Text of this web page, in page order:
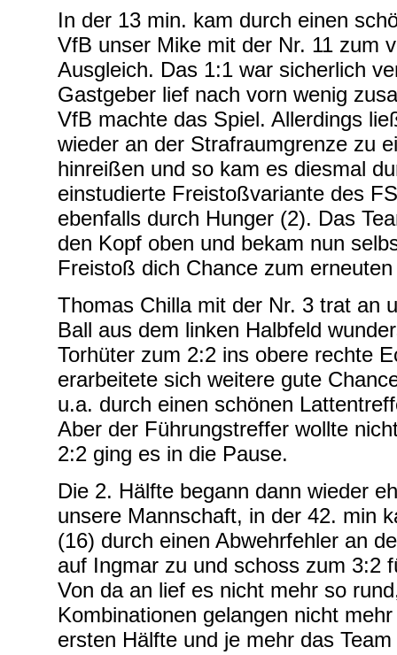
In der 13 min. kam durch einen
VfB unser Mike mit der Nr. 11 zum
Ausgleich. Das 1:1 war sicherlich
Gastgeber lief nach vorn wenig
VfB machte das Spiel. Allerdings
wieder an der Strafraumgrenze zu
hinreißen und so kam es diesmal
einstudierte Freistoßvariante des
ebenfalls durch Hunger (2). Das
den Kopf oben und bekam nun
Freistoß dich Chance zum
Thomas Chilla mit der Nr. 3 trat an
Ball aus dem linken Halbfeld
Torhüter zum 2:2 ins obere rechte
erarbeitete sich weitere gute
u.a. durch einen schönen
Aber der Führungstreffer wollte
2:2 ging es in die Pause.
Die 2. Hälfte begann dann wieder
unsere Mannschaft, in der 42. min
(16) durch einen Abwehrfehler an
auf Ingmar zu und schoss zum 3:2
Von da an lief es nicht mehr so
Kombinationen gelangen nicht
ersten Hälfte und je mehr das